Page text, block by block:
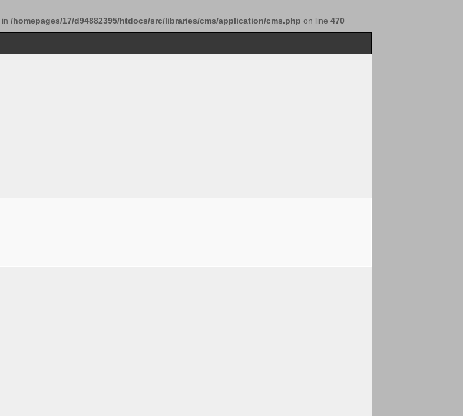
/homepages/17/d94882395/htdocs/src/libraries/cms/application/cms.php on line 470